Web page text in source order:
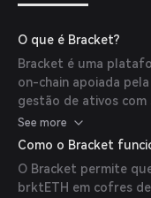
O que é Bracket?
Bracket é uma
on-chain apoiada
gestão de ativos
rendimentos. Ela
Token de Staking
para otimizar
See more
Como o Bracket
O Bracket permite
brktETH em cofres